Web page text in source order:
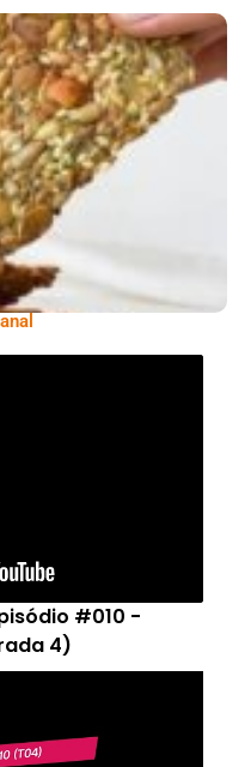
De Sementes
#010 -
4)